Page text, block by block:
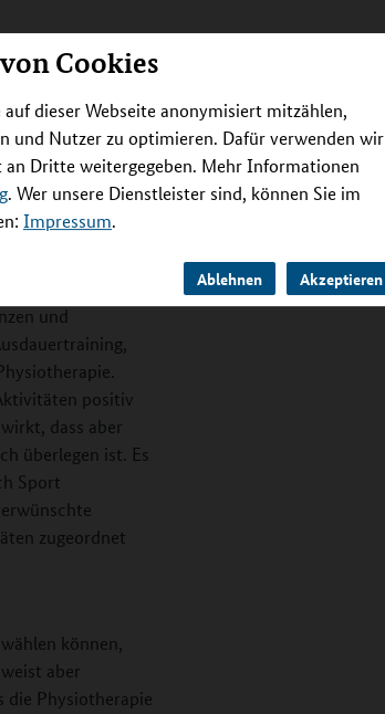
Cookies
dieser Webseite anonymisiert mitzählen,
und Nutzer zu optimieren. Dafür verwenden wir
Dritte weitergegeben. Mehr Informationen
. Wer unsere Dienstleister sind, können Sie im
Impressum.
Ablehnen Akzeptieren
körperlichen
am ehesten
Sprache,
Um das
Studien im Detail
und die
mit ihnen
und
positiv
dass aber
überlegen ist. Es
Sport
zugeordnet
können,
aber
die Physiotherapie